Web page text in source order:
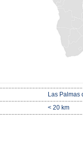
Las Palmas
< 20 km